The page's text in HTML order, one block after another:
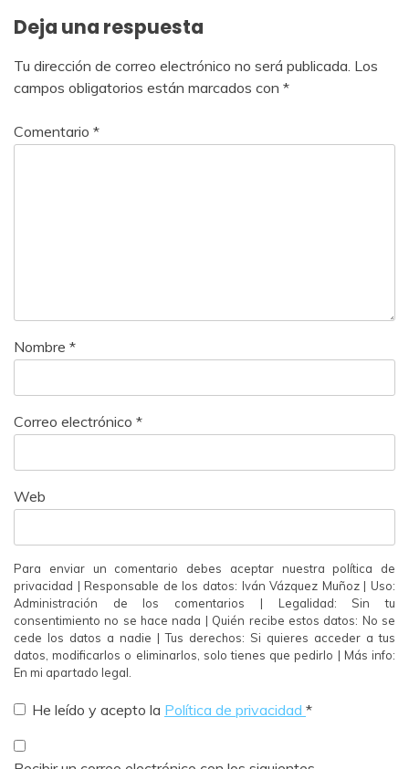
Deja una respuesta
Tu dirección de correo electrónico no será publicada. Los
campos obligatorios están marcados con *
Comentario *
Nombre *
Correo electrónico *
Web
Para enviar un comentario debes aceptar nuestra política de
privacidad | Responsable de los datos: Iván Vázquez Muñoz | Uso:
Administración de los comentarios | Legalidad: Sin tu
consentimiento no se hace nada | Quién recibe estos datos: No se
cede los datos a nadie | Tus derechos: Si quieres acceder a tus
datos, modificarlos o eliminarlos, solo tienes que pedirlo | Más info:
En mi apartado legal.
He leído y acepto la Política de privacidad *